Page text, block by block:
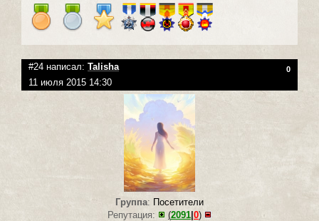
#24 написал: Talisha 0
11 июля 2015 14:30
Группа: Посетители
Репутация:
(2091|0)